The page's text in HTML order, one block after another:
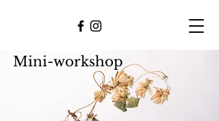
Mini-workshop